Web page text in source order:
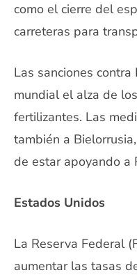
como el cierre del
carreteras para
Las sanciones
mundial el alza de
fertilizantes. Las
también a
de estar apoyando a
Estados Unidos
La Reserva Federal
aumentar las tasas